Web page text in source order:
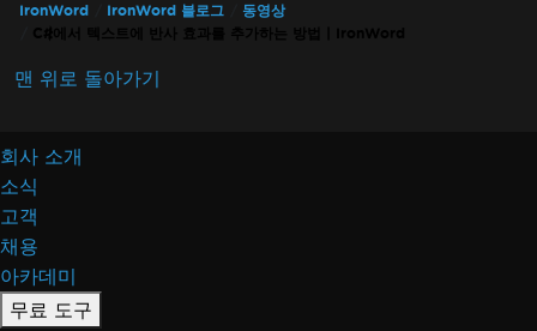
IronWord IronWord 블로그
동영상
C#에서 텍스트에 반사 효과를 추가하는 방법 | IronWord
맨 위로 돌아가기
회사 소개
소식
고객
채용
아카데미
무료 도구